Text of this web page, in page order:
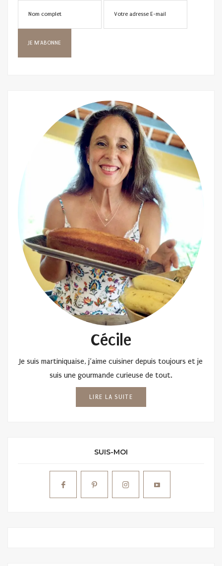
Cécile
Je suis martiniquaise, j’aime cuisiner depuis toujours et je
suis une gourmande curieuse de tout.
LIRE LA SUITE
SUIS-MOI